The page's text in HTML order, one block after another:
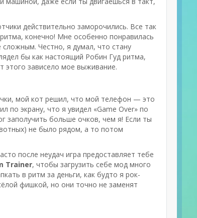
действительно заморочились. Все так
конечно! Мне особенно понравилась
Честно, я думал, что стану
бы как настоящий Робин Гуд ритма,
этого зависело мое выживание.
мой кот решил, что мой телефон — это
по экрану, что я увидел «Game Over» по
заполучить больше очков, чем я! Если ты
не было рядом, а то потом
после неудач игра предоставляет тебе
Trainer, чтобы загрузить себе мод много
в ритм за деньги, как будто я рок-
фишкой, но они точно не заменят